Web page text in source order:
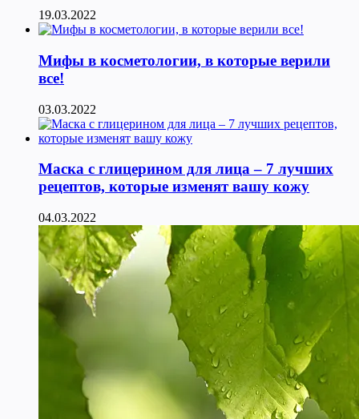
19.03.2022
Мифы в косметологии, в которые верили
все!
03.03.2022
Маска с глицерином для лица – 7 лучших
рецептов, которые изменят вашу кожу
04.03.2022